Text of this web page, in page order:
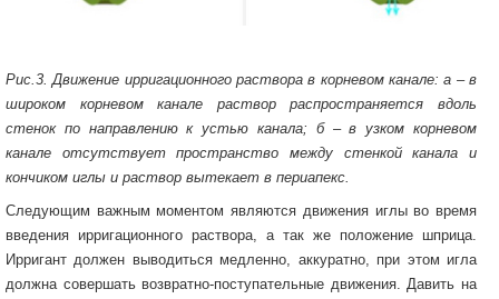
Рис.3. Движение ирригационного раствора в корневом канале: а – в
широком корневом канале раствор распространяется вдоль
стенок по направлению к устью канала; б – в узком корневом
канале отсутствует пространство между стенкой канала и
кончиком иглы и раствор вытекает в периапекс.
Следующим важным моментом являются движения иглы во время
введения ирригационного раствора, а так же положение шприца.
Ирригант должен выводиться медленно, аккуратно, при этом игла
должна совершать возвратно-поступательные движения. Давить на